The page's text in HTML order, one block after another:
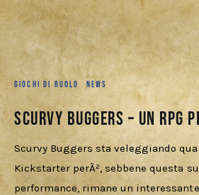
Cercatori
Download
GIOCHI DI RUOLO NEWS
Scurvy Buggers – Un RPG
Scurvy Buggers sta veleggiando
Kickstarter perÃ², sebbene questa
performance, rimane un